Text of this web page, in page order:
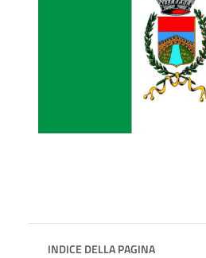
INDICE DELLA PAGINA